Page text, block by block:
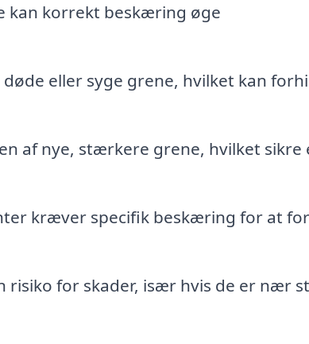
kan korrekt beskæring øge
eller syge grene, hvilket kan
af nye, stærkere grene, hvilket sikre
kræver specifik beskæring for at
risiko for skader, især hvis de er nær